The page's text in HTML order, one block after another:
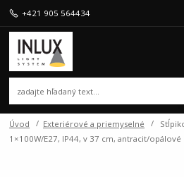
+421 905 564434
Úvod Exteriérové a priemyselné
1×100W/E27, IP44, v 37 cm, antracit/opálové